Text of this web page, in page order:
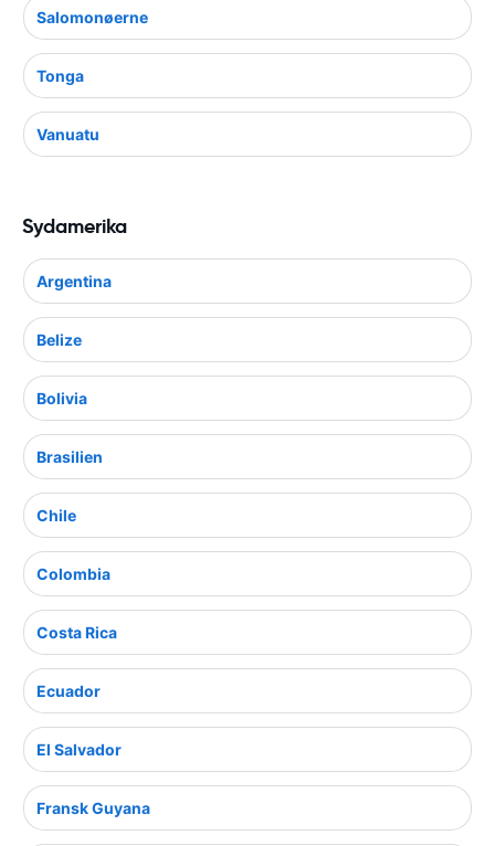
Salomonøerne
Tonga
Vanuatu
Sydamerika
Argentina
Belize
Bolivia
Brasilien
Chile
Colombia
Costa Rica
Ecuador
El Salvador
Fransk Guyana